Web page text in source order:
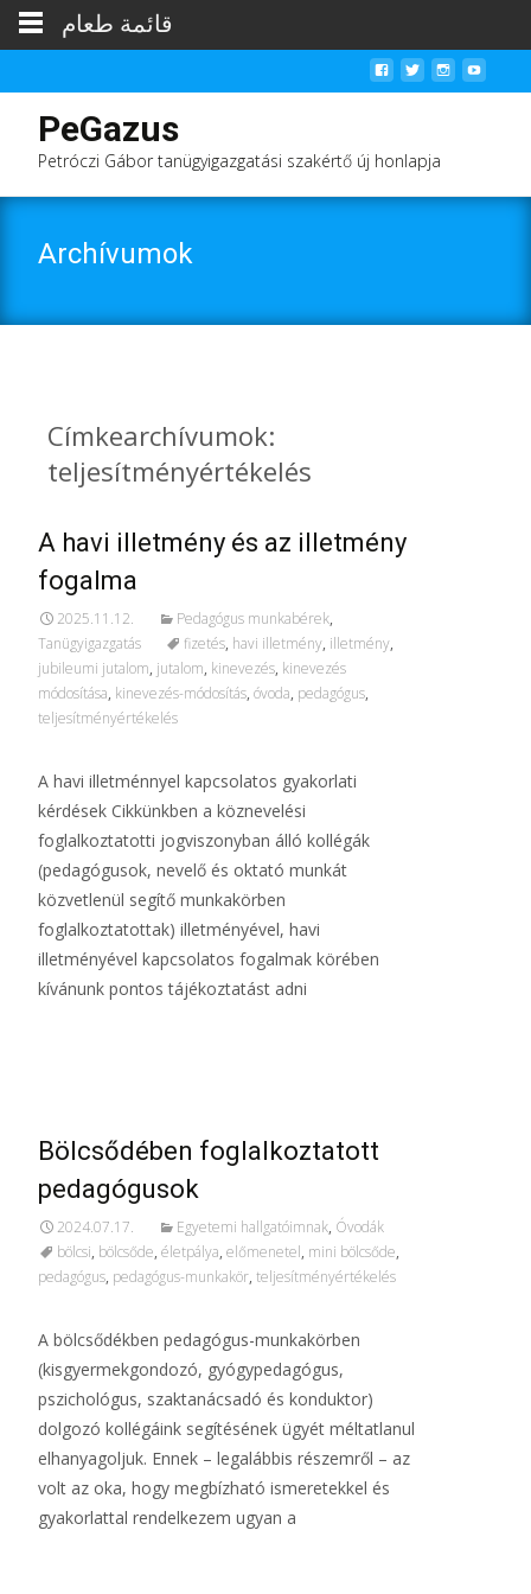
PeGazus
Petróczi Gábor tanügyigazgatási szakértő új honlapja
Archívumok
Címkearchívumok:
teljesítményértékelés
A havi illetmény és az illetmény
fogalma
2025.11.12. Pedagógus munkabérek,
Tanügyigazgatás
fizetés, havi illetmény, illetmény,
jubileumi jutalom, jutalom, kinevezés, kinevezés
módosítása, kinevezés-módosítás, óvoda, pedagógus,
teljesítményértékelés
A havi illetménnyel kapcsolatos gyakorlati
kérdések Cikkünkben a köznevelési
foglalkoztatotti jogviszonyban álló kollégák
(pedagógusok, nevelő és oktató munkát
közvetlenül segítő munkakörben
foglalkoztatottak) illetményével, havi
illetményével kapcsolatos fogalmak körében
kívánunk pontos tájékoztatást adni
Bölcsődében foglalkoztatott
pedagógusok
2024.07.17. Egyetemi hallgatóimnak, Óvodák
bölcsi, bölcsőde, életpálya, előmenetel, mini bölcsőde,
pedagógus, pedagógus-munkakör, teljesítményértékelés
A bölcsődékben pedagógus-munkakörben
(kisgyermekgondozó, gyógypedagógus,
pszichológus, szaktanácsadó és konduktor)
dolgozó kollégáink segítésének ügyét méltatlanul
elhanyagoljuk. Ennek – legalábbis részemről – az
volt az oka, hogy megbízható ismeretekkel és
gyakorlattal rendelkezem ugyan a
قائمة طعام